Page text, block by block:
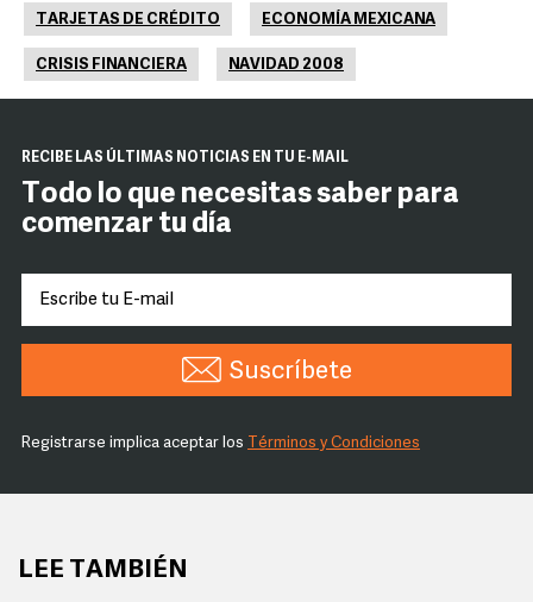
TARJETAS DE CRÉDITO ECONOMÍA MEXICANA
CRISIS FINANCIERA NAVIDAD 2008
RECIBE LAS ÚLTIMAS NOTICIAS EN TU E-MAIL
Todo lo que necesitas saber para
comenzar tu día
Suscríbete
Registrarse implica aceptar los Términos y Condiciones
LEE TAMBIÉN